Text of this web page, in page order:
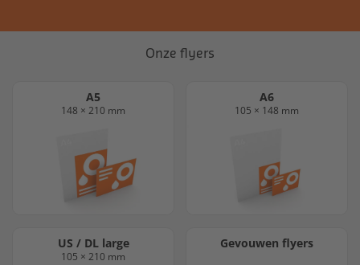
Onze flyers
A5
148 × 210 mm
A6
105 × 148 mm
US / DL large
105 × 210 mm
Gevouwen flyers